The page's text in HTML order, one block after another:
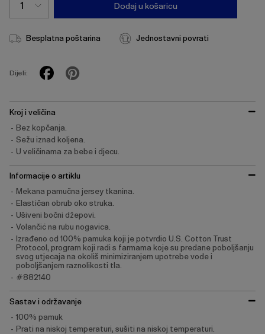
Dodaj u košaricu
Besplatna poštarina Jednostavni povrati
Dijeli:
Kroj i veličina
Bez kopčanja.
Sežu iznad koljena.
U veličinama za bebe i djecu.
Informacije o artiklu
Mekana pamučna jersey tkanina.
Elastičan obrub oko struka.
Ušiveni bočni džepovi.
Volančić na rubu nogavica.
Izrađeno od 100% pamuka koji je potvrdio U.S. Cotton Trust
Protocol, program koji radi s farmama koje su predane poboljšanju
svog utjecaja na okoliš minimiziranjem upotrebe vode i
poboljšanjem raznolikosti tla.
#882140
Sastav i održavanje
100% pamuk
Prati na niskoj temperaturi, sušiti na niskoj temperaturi.